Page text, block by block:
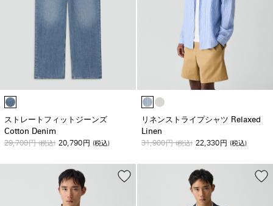
ストレートフィットジーンズ
Cotton Denim
29,700円(税込) 20,790 円 (税込)
リネンストライプシャツ Relaxed
Linen
31,900円(税込) 22,330 円 (税込)